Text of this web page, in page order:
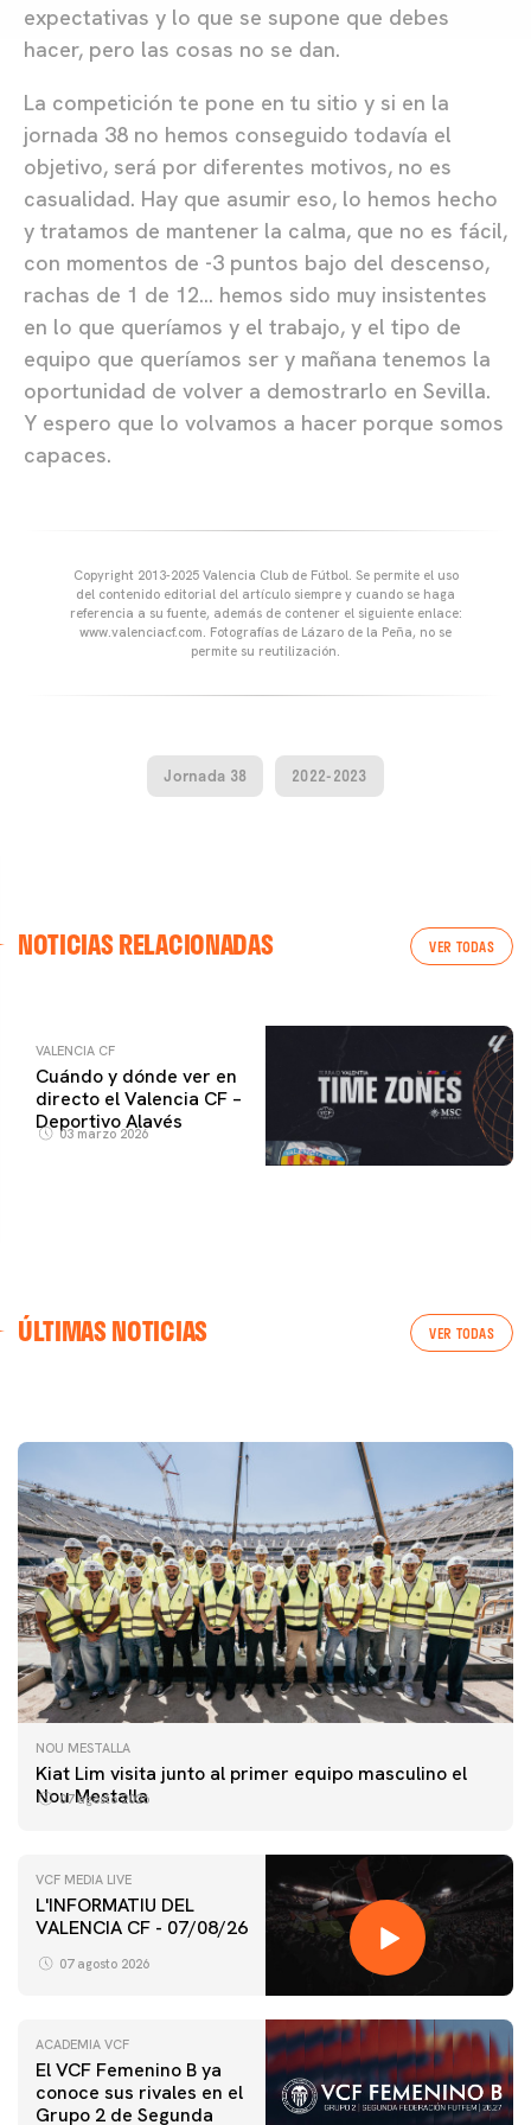
expectativas y lo que se supone que debes
hacer, pero las cosas no se dan.
La competición te pone en tu sitio y si en la
jornada 38 no hemos conseguido todavía el
objetivo, será por diferentes motivos, no es
casualidad. Hay que asumir eso, lo hemos hecho
y tratamos de mantener la calma, que no es fácil,
con momentos de -3 puntos bajo del descenso,
rachas de 1 de 12… hemos sido muy insistentes
en lo que queríamos y el trabajo, y el tipo de
equipo que queríamos ser y mañana tenemos la
oportunidad de volver a demostrarlo en Sevilla.
Y espero que lo volvamos a hacer porque somos
capaces.
Copyright 2013-2025 Valencia Club de Fútbol. Se permite el uso
del contenido editorial del artículo siempre y cuando se haga
referencia a su fuente, además de contener el siguiente enlace:
www.valenciacf.com. Fotografías de Lázaro de la Peña, no se
permite su reutilización.
Jornada 38 2022-2023
NOTICIAS RELACIONADAS VER TODAS
ENTRENAMIENTO DEL VALENCIA CF 04/03/26
VALENCIA CF
Cuándo y dónde ver en
directo el Valencia CF –
Deportivo Alavés
03 marzo 2026
ÚLTIMAS NOTICIAS VER TODAS
Las fotos del Valencia CF-Newcastle United FC
PRIMER EQUIPO
NOU MESTALLA
Kiat Lim visita junto al primer equipo masculino el
Nou Mestalla
07 agosto 2026
VCF MEDIA LIVE
L'INFORMATIU DEL
VALENCIA CF - 07/08/26
07 agosto 2026
ACADEMIA VCF
El VCF Femenino B ya
conoce sus rivales en el
Grupo 2 de Segunda
PRIMER EQUIPO